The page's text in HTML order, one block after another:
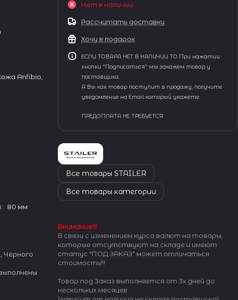
Anfibio,
: 80 мм
Чёрного
Нет в наличии
Рассчитать доставку
Хочу в подарок
ЕСЛИ ТОВАРА НЕТ В НАЛИЧИИ ТО При нажатии
кнопки "Подписаться" мы закажем товар у
поставщика.
А Вы как товар поступит в продажу, получите
уведомление на Email который укажете.
ПРЕДОПЛАТА НЕ ТРЕБУЕТСЯ
Все товары STAILER
Все товары категории
Внимание!!!
В связи с изменением курса валют на товары,
которые отсутствуют на складе и имеют
статус "ПОД ЗАКАЗ" может отличаться
стоимость!!!
Товар под Заказ выполняется от 3х дней до
нескольких месяцев